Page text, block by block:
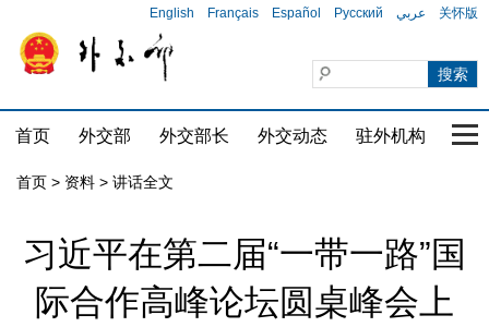
English Français Español Русский عربي 关怀版
首页 外交部 外交部长 外交动态 驻外机构 国
首页 > 资料 > 讲话全文
习近平在第二届“一带一路”国
际合作高峰论坛圆桌峰会上